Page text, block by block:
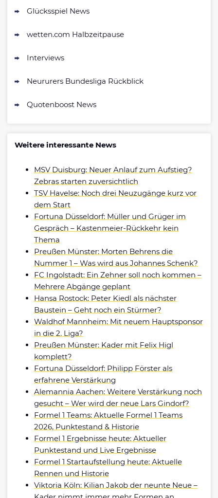
Glücksspiel News
wetten.com Halbzeitpause
Interviews
Neururers Bundesliga Rückblick
Quotenboost News
Weitere interessante News
MSV Duisburg: Neuer Anlauf zum Aufstieg?
Zebras starten zuversichtlich
TSV Havelse: Noch drei Neuzugänge kurz vor
dem Start
Fortuna Düsseldorf: Müller und Grüger im
Gespräch – Kastenmeier-Rückkehr kein
Thema
Preußen Münster: Morten Behrens die
Nummer 1 – Was wird aus Johannes Schenk?
FC Ingolstadt: Ein Zehner soll noch kommen –
Mehrere Abgänge geplant
Hansa Rostock: Peter Kiedl als nächster
Baustein – Geht noch ein Stürmer?
Waldhof Mannheim: Mit neuem Hauptsponsor
in die 2. Liga?
Preußen Münster: Kader mit Felix Higl
komplett?
Fortuna Düsseldorf: Philipp Förster als
erfahrene Verstärkung
Alemannia Aachen: Weitere Verstärkung noch
gesucht – Wer wird der neue Lars Gindorf?
Formel 1 Teams: Aktuelle Formel 1 Teams
2026, Punktestand & Historie
Formel 1 Ergebnisse heute: Aktueller
Punktestand und Live Ergebnisse
Formel 1 Startaufstellung heute: Aktuelle
Rennen und Historie
Viktoria Köln: Kilian Jakob der neunte Neue –